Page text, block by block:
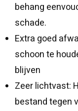
behang
schade.
Extra goed
schoon te
blijven
Zeer lichtvast:
bestand tegen